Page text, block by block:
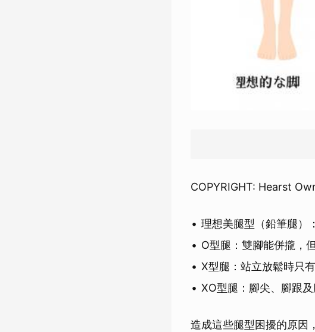
COPYRIGHT: Hearst
理想美腿型（鉛筆腿）
O型腿：雙腳能併攏，
X型腿：站立放鬆時只
XO型腿：腳尖、腳跟
造成這些腿型困擾的原因